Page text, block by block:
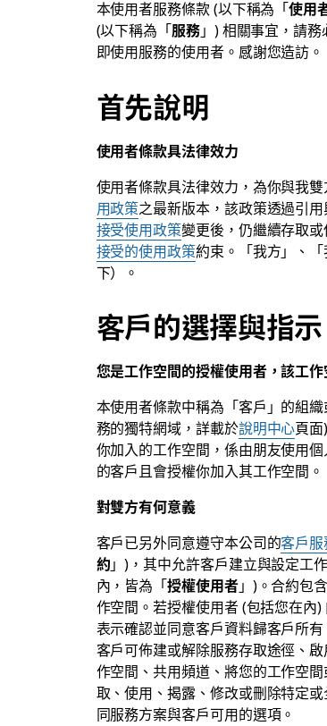
本使用者服務條款 (以下稱為「使用
(以下稱為「服務」) 相關事宜，請
即使用服務的使用者。感謝您造訪。
首先說明
使用者條款具法律效力
使用者條款具法律效力，為你與我
用政策之最新版本，該政策透過引
接受使用政策變更後，仍繼續存取
接受的使用政策約束。「我方」、
下）。
客戶的選擇與指示
您是工作空間的授權使用者，該工
本使用者條款中稱為「客戶」的組
務的獨特網域，詳載於說明中心頁
你加入的工作空間，係由朋友使用
的客戶且會授權你加入其工作空間。
對雙方有何意義
客戶已另外同意遵守本公司的客戶
約」)，其中允許客戶建立與設定工
內，皆為「授權使用者」)。合約包
作空間。若授權使用者 (包括您在內
表示確認並同意客戶資料歸客戶所
客戶可佈建或解除服務存取途徑、
作空間、共用頻道、將您的工作空
取、使用、揭露、修改或刪除特定
同服務方案與客戶可用的選項。